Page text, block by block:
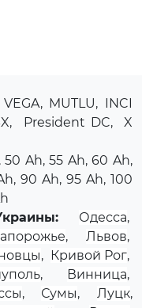
VEGA, MUTLU, INCI
, President DC,X
Ah, 55 Ah, 60 Ah,
90 Ah, 95 Ah, 100
Одесса,
, Львов,
, Кривой Рог,
, Винница,
, Сумы, Луцк,